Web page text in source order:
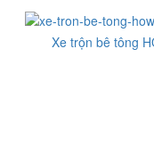
Xe trộn bê tông